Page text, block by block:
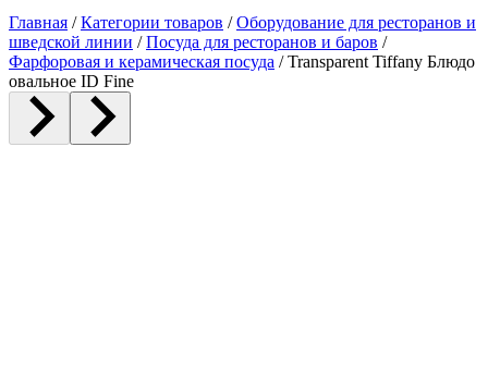
Главная / Категории товаров / Оборудование для ресторанов и
шведской линии / Посуда для ресторанов и баров /
Фарфоровая и керамическая посуда / Transparent Tiffany Блюдо
овальное ID Fine